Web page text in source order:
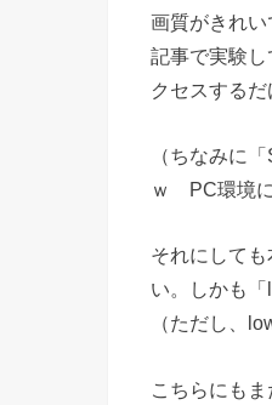
画質がきれ
記事で実験
クセスするだ
（ちなみに
ｗ PC環境に
それにして
い。しかも「
（ただし、
こちらにも